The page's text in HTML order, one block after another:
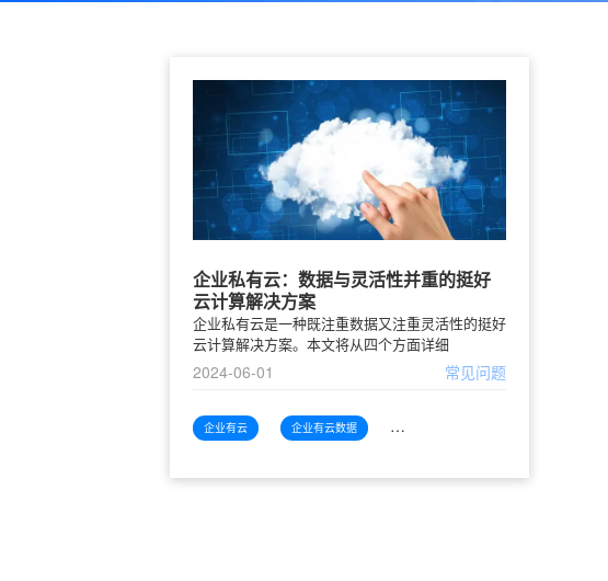
企业私有云：数据与灵活性并重的挺好
云计算解决方案
企业私有云是一种既注重数据又注重灵活性的挺好
云计算解决方案。本文将从四个方面详细
2024-06-01 常见问题
企业有云 企业有云数据 企业有云数据灵活性